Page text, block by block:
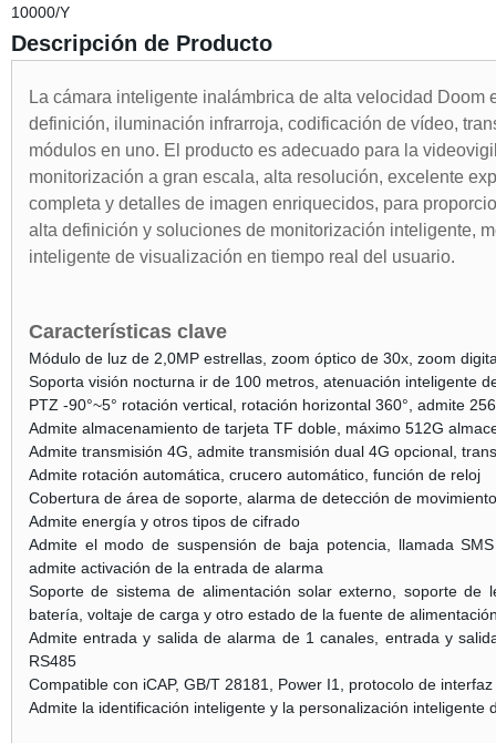
10000/Y
Descripción de Producto
La cámara inteligente inalámbrica de alta velocidad
definición, iluminación infrarroja, codificación de vídeo,
módulos en uno. El producto es adecuado para la
monitorización a gran escala, alta resolución, excelente
completa y detalles de imagen enriquecidos, para
alta definición y soluciones de monitorización inteligente,
inteligente de visualización en tiempo real del usuario.
Características clave
Módulo de luz de 2,0MP estrellas, zoom óptico de 30x, zoom
Soporta visión nocturna ir de 100 metros, atenuación inteligente
PTZ -90°~5° rotación vertical, rotación horizontal 360°, admite
Admite almacenamiento de tarjeta TF doble, máximo 512G
Admite transmisión 4G, admite transmisión dual 4G opcional,
Admite rotación automática, crucero automático, función de reloj
Cobertura de área de soporte, alarma de detección de
Admite energía y otros tipos de cifrado
Admite el modo de suspensión de baja potencia, llamada
admite activación de la entrada de alarma
Soporte de sistema de alimentación solar externo, soporte
batería, voltaje de carga y otro estado de la fuente de
Admite entrada y salida de alarma de 1 canales, entrada y
RS485
Compatible con iCAP, GB/T 28181, Power I1, protocolo de
Admite la identificación inteligente y la personalización inteligente